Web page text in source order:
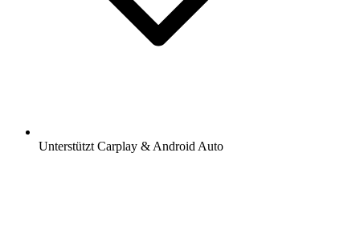
Unterstützt Carplay & Android Auto